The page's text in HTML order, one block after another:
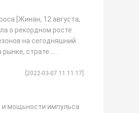
[Жинан, 12 августа,
о рекордном росте
на сегодняшний
страте...
[2022-03-07 11:11:17]
и мощьности импульса